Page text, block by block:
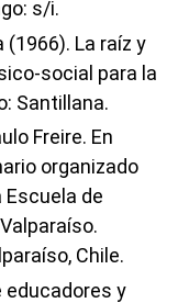
s/i.
La raíz y
social para la
Santillana.
Freire. En
organizado
Escuela de
Chile.
educadores y